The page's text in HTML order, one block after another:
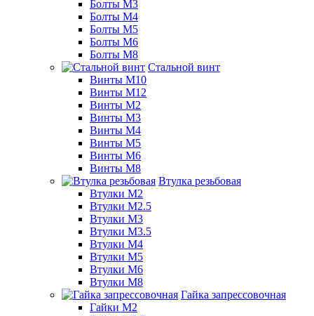
Болты М3
Болты М4
Болты М5
Болты М6
Болты М8
Стальной винт
Винты М10
Винты М12
Винты М2
Винты М3
Винты М4
Винты М5
Винты М6
Винты М8
Втулка резьбовая
Втулки М2
Втулки М2.5
Втулки М3
Втулки М3.5
Втулки М4
Втулки М5
Втулки М6
Втулки М8
Гайка запрессовочная
Гайки М2